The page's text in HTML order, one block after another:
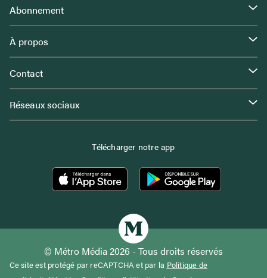
Abonnement
À propos
Contact
Réseaux sociaux
Télécharger notre app
© Métro Média 2026 - Tous droits réservés
Ce site est protégé par reCAPTCHA et par la Politique de